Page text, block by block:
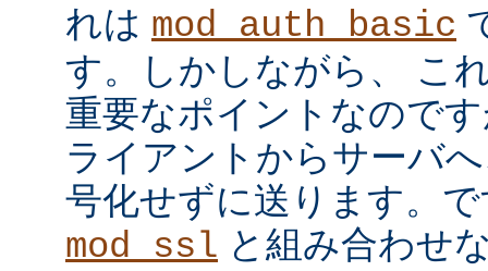
れは mod_auth_basic
す。しかしながら、 こ
重要なポイントなので
ライアントからサーバ
号化せずに送ります。
mod_ssl と組み合わせ